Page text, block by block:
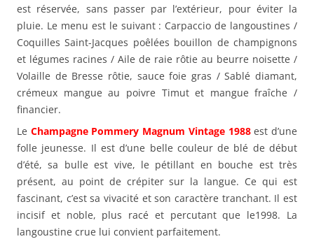
est réservée, sans passer par l’extérieur, pour éviter la
pluie. Le menu est le suivant : Carpaccio de langoustines /
Coquilles Saint-Jacques poêlées bouillon de champignons
et légumes racines / Aile de raie rôtie au beurre noisette /
Volaille de Bresse rôtie, sauce foie gras / Sablé diamant,
crémeux mangue au poivre Timut et mangue fraîche /
financier.
Le Champagne Pommery Magnum Vintage 1988est d’une
folle jeunesse. Il est d’une belle couleur de blé de début
d’été, sa bulle est vive, le pétillant en bouche est très
présent, au point de crépiter sur la langue. Ce qui est
fascinant, c’est sa vivacité et son caractère tranchant. Il est
incisif et noble, plus racé et percutant que le1998. La
langoustine crue lui convient parfaitement.